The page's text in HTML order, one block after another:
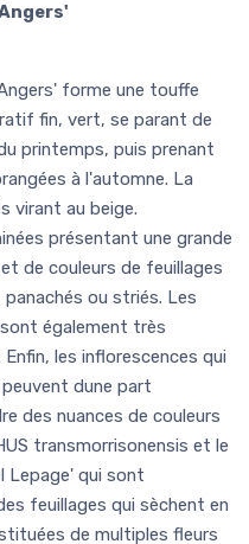
forme une touffe
fin, vert, se parant de
printemps, puis prenant
à l'automne. La
virant au beige.
présentant une grande
de couleurs de feuillages
ou striés. Les
également très
les inflorescences qui
dune part
des nuances de couleurs
transmorrisonensis et le
Lepage' qui sont
feuillages qui sèchent en
de multiples fleurs